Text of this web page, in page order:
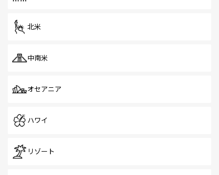
北米
中南米
オセアニア
ハワイ
リゾート